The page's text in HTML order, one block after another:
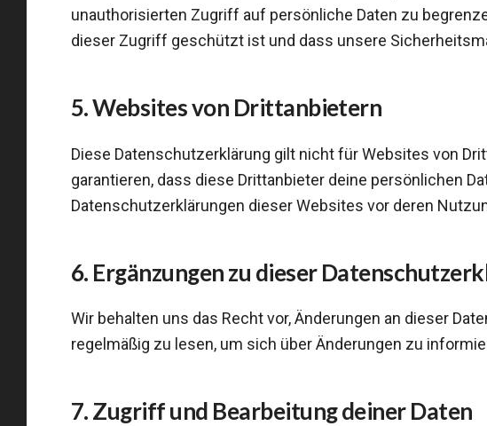
unauthorisierten Zugriff auf persönliche Daten zu
dieser Zugriff geschützt ist und dass unsere
5. Websites von Drittanbietern
Diese Datenschutzerklärung gilt nicht für Websites von
garantieren, dass diese Drittanbieter deine persönlichen
Datenschutzerklärungen dieser Websites vor deren
6. Ergänzungen zu dieser
Wir behalten uns das Recht vor, Änderungen an dieser
regelmäßig zu lesen, um sich über Änderungen zu
7. Zugriff und Bearbeitung deiner Daten